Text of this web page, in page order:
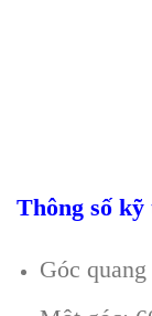
Thông số
Góc quang